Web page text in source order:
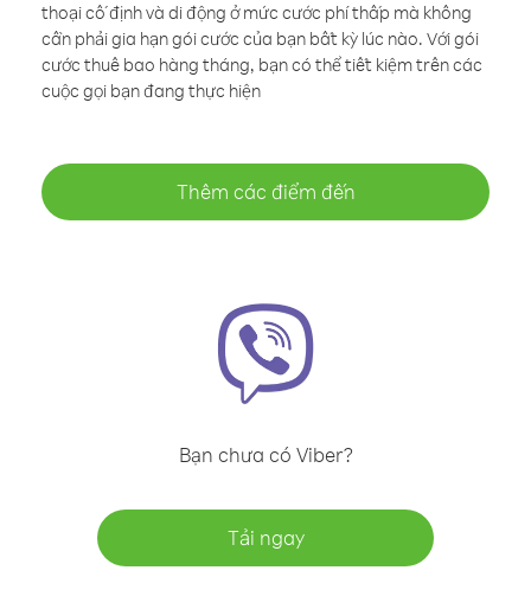
thoại cố định và di động ở mức cước phí thấp mà không
cần phải gia hạn gói cước của bạn bất kỳ lúc nào. Với gói
cước thuê bao hàng tháng, bạn có thể tiết kiệm trên các
cuộc gọi bạn đang thực hiện
Thêm các điểm đến
Bạn chưa có Viber?
Tải ngay